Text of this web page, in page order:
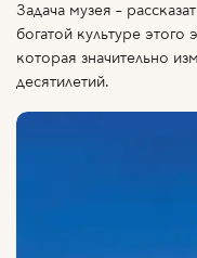
Задача музея –
богатой культуре
которая значительно
десятилетий.